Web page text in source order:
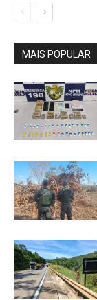
MAIS POPULAR